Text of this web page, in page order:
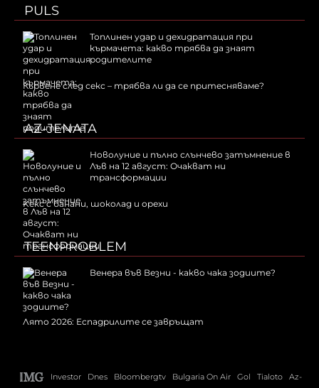
PULS
Топлинен удар и дехидратация при
кърмачета: какво трябва да знаят
родителите
Кървене след секс – трябва ли да се притесняваме?
AZ-JENATA
Новолуние и пълно слънчево затъмнение в
Лъв на 12 август: Очакват ни
трансформации
Kекс с банани, шоколад и орехи
TEENPROBLEM
Венера във Везни - какво чака зодиите?
Лято 2026: Еспадрилите се завръщат
Investor Dnes Bloombergtv Bulgaria On Air Gol Tialoto Az-